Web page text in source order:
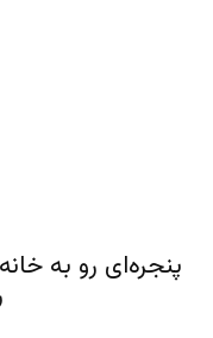
پنجره‌ای رو به